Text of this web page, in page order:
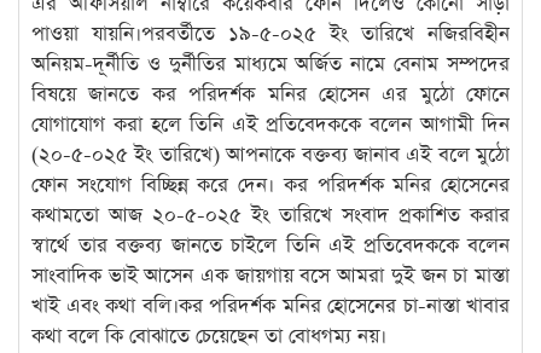
পাওয়া যায়নি।পরবর্তীতে ১৯-৫-০২৫ ইং তারিখে নজিরবিহীন
অনিয়ম-দূর্নীতি ও দুর্নীতির মাধ্যমে অর্জিত নামে বেনাম সম্পদের
বিষয়ে জানতে কর পরিদর্শক মনির হোসেন এর মুঠো ফোনে
যোগাযোগ করা হলে তিনি এই প্রতিবেদককে বলেন আগামী দিন
(২০-৫-০২৫ ইং তারিখে) আপনাকে বক্তব্য জানাব এই বলে মুঠো
ফোন সংযোগ বিচ্ছিন্ন করে দেন। কর পরিদর্শক মনির হোসেনের
কথামতো আজ ২০-৫-০২৫ ইং তারিখে সংবাদ প্রকাশিত করার
স্বার্থে তার বক্তব্য জানতে চাইলে তিনি এই প্রতিবেদককে বলেন
সাংবাদিক ভাই আসেন এক জায়গায় বসে আমরা দুই জন চা মাস্তা
খাই এবং কথা বলি।কর পরিদর্শক মনির হোসেনের চা-নাস্তা খাবার
কথা বলে কি বোঝাতে চেয়েছেন তা বোধগম্য নয়।